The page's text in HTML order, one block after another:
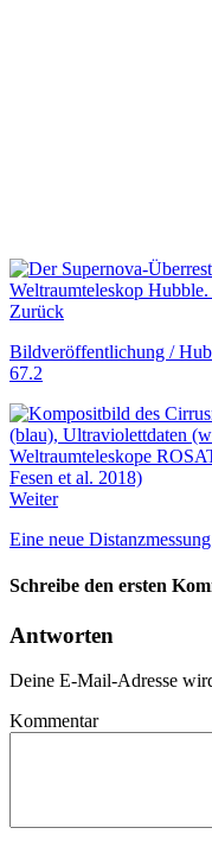
Zurück
Bildveröffentlichung /
67.2
Weiter
Eine neue
Schreibe den ersten
Antworten
Deine E-Mail-Adresse
Kommentar